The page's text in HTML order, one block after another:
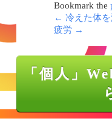
Bookmark the
← 冷えた体
疲労 →
「個人」